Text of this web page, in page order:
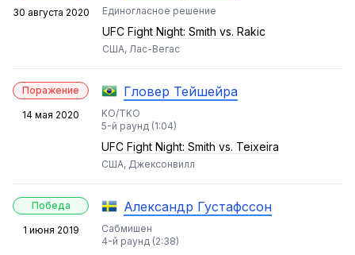
30 августа 2020 Единогласное решение
UFC Fight Night: Smith vs. Rakic
США, Лас-Вегас
Поражение
14 мая 2020
Гловер Тейшейра
KO/TKO
5-й раунд (1:04)
UFC Fight Night: Smith vs. Teixeira
США, Джексонвилл
Победа
1 июня 2019
Александр Густафссон
Сабмишен
4-й раунд (2:38)